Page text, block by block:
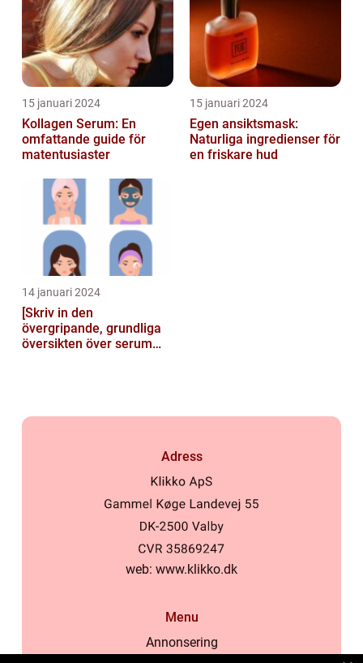
15 januari 2024
Kollagen Serum: En
omfattande guide för
matentusiaster
15 januari 2024
Egen ansiktsmask:
Naturliga ingredienser för
en friskare hud
14 januari 2024
[Skriv in den
övergripande, grundliga
översikten över serum
Adress
web: www.klikko.dk
Menu
Annonsering